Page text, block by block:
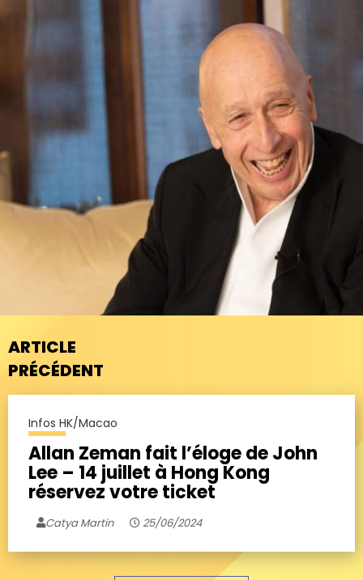
ARTICLE
PRÉCÉDENT
Infos HK/Macao
Allan Zeman fait l’éloge de John
Lee – 14 juillet à Hong Kong
réservez votre ticket
Catya Martin 25/06/2024